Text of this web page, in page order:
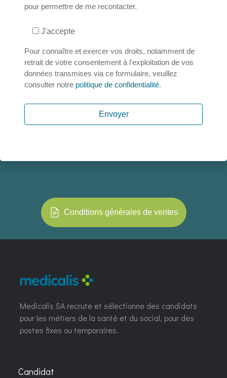
pour permettre de me recontacter.
J'accepte
Pour connaître et exercer vos droits, notamment de
retrait de votre consentement à l'exploitation de vos
données transmises via ce formulaire, veuillez
consulter notre politique de confidentialité.
Conditions générales de ventes
Medicalis SA recrute et sélectionne des candidats
pour les métiers de la santé et du social, pour des
postes fixes ou temporaires.
Candidat